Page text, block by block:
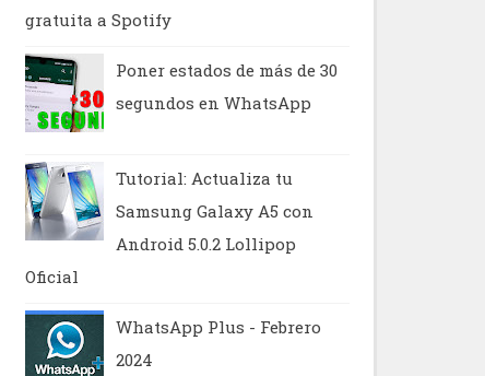
gratuita a Spotify
Poner estados de más de 30
segundos en WhatsApp
Tutorial: Actualiza tu
Samsung Galaxy A5 con
Android 5.0.2 Lollipop
Oficial
WhatsApp Plus - Febrero
2024